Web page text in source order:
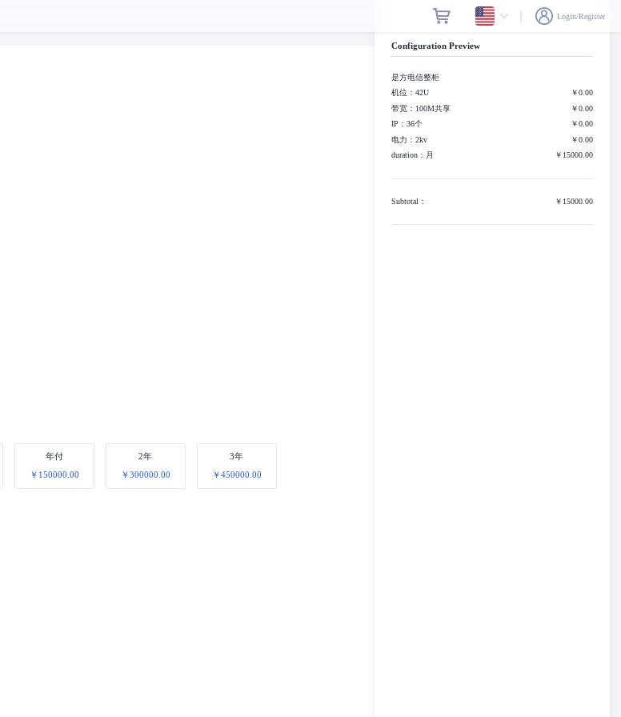
Login/Register
年付
￥150000.00
2年
￥300000.00
3年
￥450000.00
Configuration Preview
是方电信整柜
机位：42U
￥0.00
带宽：100M共享
￥0.00
IP：36个
￥0.00
电力：2kv
￥0.00
duration：月
￥15000.00
Subtotal： ￥15000.00